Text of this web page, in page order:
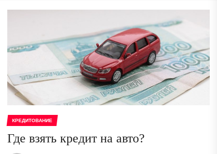
КРЕДИТОВАНИЕ
Где взять кредит на авто?